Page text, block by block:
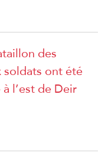
des
ont été
l’est de Deir